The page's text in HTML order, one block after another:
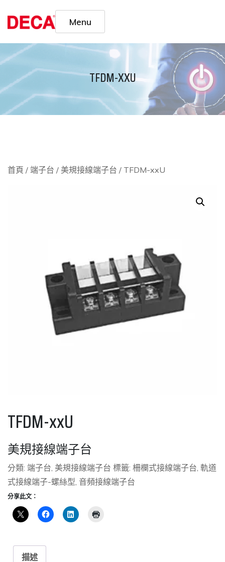
Menu
TFDM-XXU
首頁 / 端子台 / 美規接線端子台 / TFDM-xxU
TFDM-xxU
美規接線端子台
分類: 端子台, 美規接線端子台 標籤: 柵欄式接線端子台, 軌道
式接線端子-螺絲型, 音頻接線端子台
分享此文：
描述